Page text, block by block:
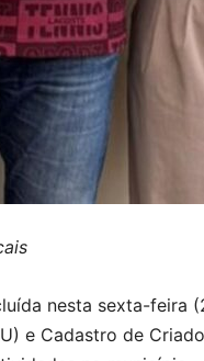
nesta sexta-feira
e Cadastro de